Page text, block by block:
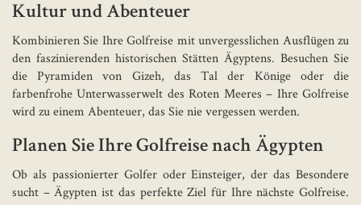
Kultur und Abenteuer
Kombinieren Sie Ihre Golfreise mit unvergesslichen Ausflügen zu
den faszinierenden historischen Stätten Ägyptens. Besuchen Sie
die Pyramiden von Gizeh, das Tal der Könige oder die
farbenfrohe Unterwasserwelt des Roten Meeres – Ihre Golfreise
wird zu einem Abenteuer, das Sie nie vergessen werden.
Planen Sie Ihre Golfreise nach Ägypten
Ob als passionierter Golfer oder Einsteiger, der das Besondere
sucht – Ägypten ist das perfekte Ziel für Ihre nächste Golfreise.